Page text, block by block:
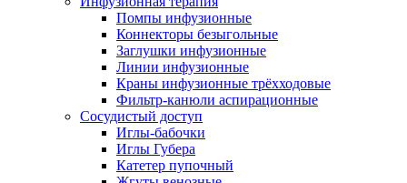
Помпы инфузионные
Коннекторы безыгольные
Заглушки инфузионные
Линии инфузионные
Краны инфузионные трёхходовые
Фильтр-канюли аспирационные
Сосудистый доступ
Иглы-бабочки
Иглы Губера
Катетер пупочный